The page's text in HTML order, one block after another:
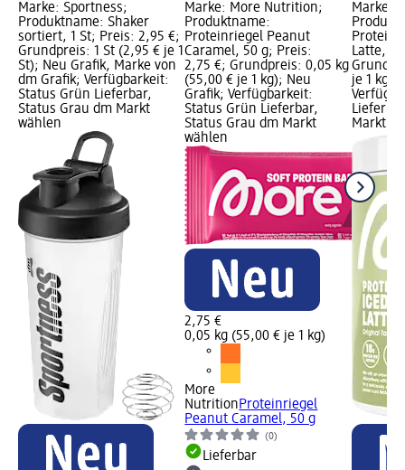
Marke: Sportness;
Produktname: Shaker
sortiert, 1 St; Preis: 2,95 €;
Grundpreis: 1 St (2,95 € je 1
St); Neu Grafik, Marke von
dm Grafik; Verfügbarkeit:
Status Grün Lieferbar,
Status Grau dm Markt
wählen
Marke: More Nutrition;
Produktname:
Proteinriegel Peanut
Caramel, 50 g; Preis:
2,75 €; Grundpreis: 0,05 kg
(55,00 € je 1 kg); Neu
Grafik; Verfügbarkeit:
Status Grün Lieferbar,
Status Grau dm Markt
wählen
2,75 €
0,05 kg (55,00 € je 1 kg)
More
NutritionProteinriegel
Peanut Caramel, 50 g
(0)
Lieferbar
Marke:
Latte,
je 1 kg);
Markt